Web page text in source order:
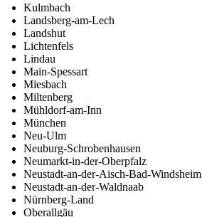
Kulmbach
Landsberg-am-Lech
Landshut
Lichtenfels
Lindau
Main-Spessart
Miesbach
Miltenberg
Mühldorf-am-Inn
München
Neu-Ulm
Neuburg-Schrobenhausen
Neumarkt-in-der-Oberpfalz
Neustadt-an-der-Aisch-Bad-Windsheim
Neustadt-an-der-Waldnaab
Nürnberg-Land
Oberallgäu